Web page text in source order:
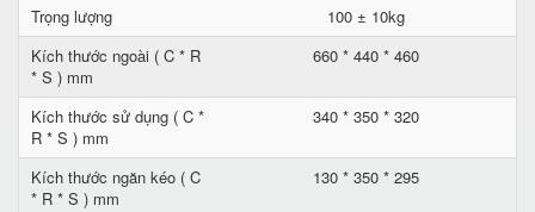
Trọng lượng
100 ± 10kg
Kích thước ngoài ( C * R
* S ) mm
660 * 440 * 460
Kích thước sử dụng ( C *
R * S ) mm
340 * 350 * 320
Kích thước ngăn kéo ( C
* R * S ) mm
130 * 350 * 295